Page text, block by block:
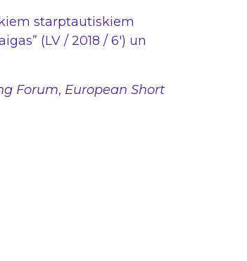
starptautiskiem
(LV / 2018 / 6') un
Forum, European Short